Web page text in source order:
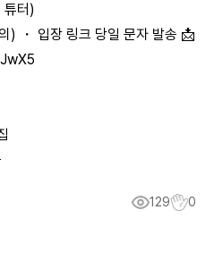
튜터)
) ・ 입장 링크 당일 문자 발송 📩
129 0